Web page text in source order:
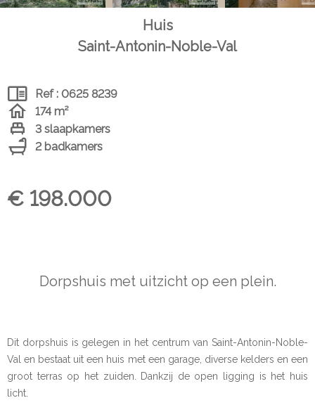
Huis
Saint-Antonin-Noble-Val
Ref : 0625 8239
174 m²
3 slaapkamers
2 badkamers
€ 198.000
Dorpshuis met uitzicht op een plein.
Dit dorpshuis is gelegen in het centrum van Saint-Antonin-Noble-
Val en bestaat uit een huis met een garage, diverse kelders en een
groot terras op het zuiden. Dankzij de open ligging is het huis
licht.